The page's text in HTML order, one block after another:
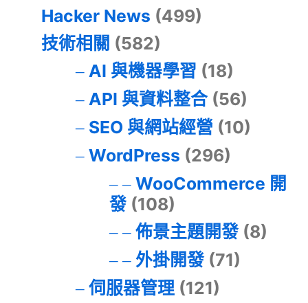
Hacker News (499)
技術相關 (582)
AI 與機器學習 (18)
API 與資料整合(56)
SEO 與網站經營 (10)
WordPress (296)
WooCommerce 開
發(108)
佈景主題開發(8)
外掛開發(71)
伺服器管理(121)